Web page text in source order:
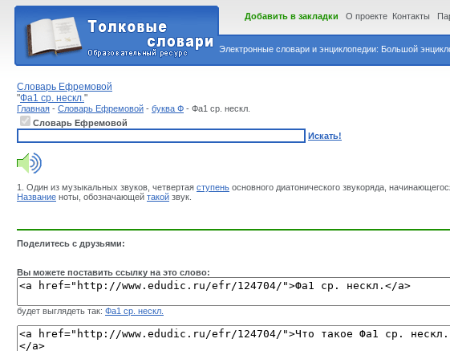
Электронные словари и энциклопедии: Большой
Добавить в закладки О проекте Контакты
Словарь Ефремовой
"Фа1 ср. нескл."
Главная - Словарь Ефремовой - буква Ф - Фа1 ср. нескл.
Словарь Ефремовой
Искать!
1. Один из музыкальных звуков, четвертая ступень основного диатонического звукоряда,
Название ноты, обозначающей такой звук.
Поделитесь с друзьями:
Вы можете поставить ссылку на это слово:
будет выглядеть так: Фа1 ср. нескл.